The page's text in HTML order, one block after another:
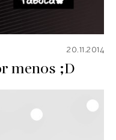
20.11.2014
menos ;D